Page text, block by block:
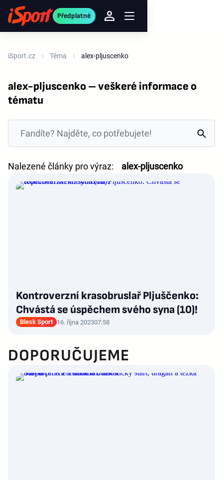
Předplatné
iSport.cz Téma alex-pljuscenko
alex-pljuscenko – veškeré informace o
tématu
Nalezené články pro výraz: alex-pljuscenko
Kontroverzní krasobruslař Pljuščenko:
Chvástá se úspěchem svého syna (10)!
Blesk Sport 16. října 202307:58
DOPORUČUJEME